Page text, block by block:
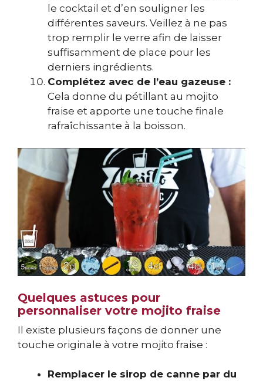
le cocktail et d’en souligner les
différentes saveurs. Veillez à ne pas
trop remplir le verre afin de laisser
suffisamment de place pour les
derniers ingrédients.
Complétez avec de l’eau gazeuse :
Cela donne du pétillant au mojito
fraise et apporte une touche finale
rafraîchissante à la boisson.
Quelques astuces pour
personnaliser votre mojito fraise
Il existe plusieurs façons de donner une
touche originale à votre mojito fraise :
Remplacer le sirop de canne par du